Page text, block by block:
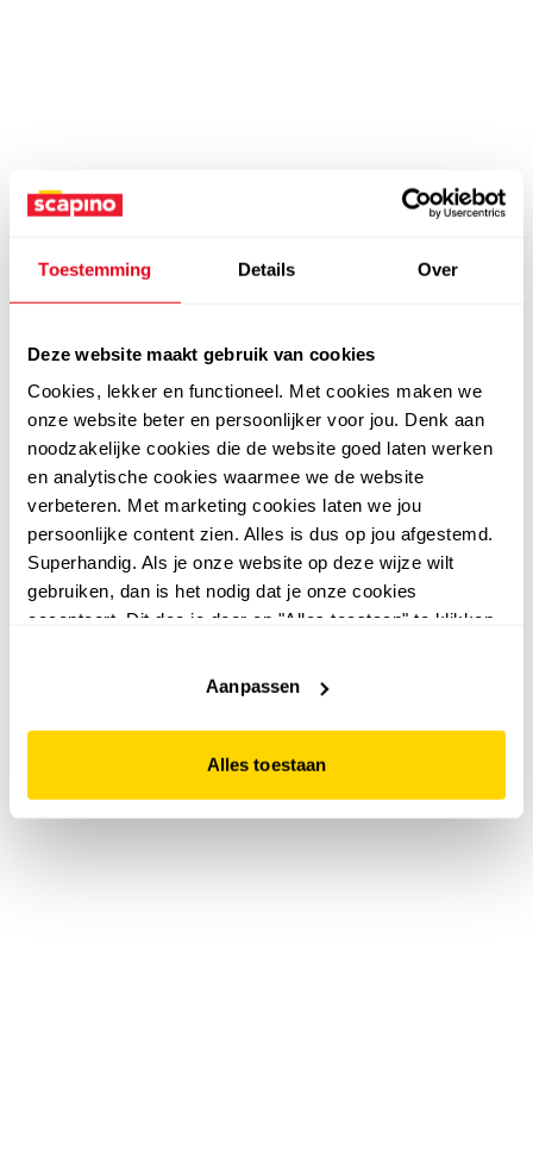
Toestemming Details Over
Deze website maakt gebruik van cookies
Cookies, lekker en functioneel. Met cookies maken we
onze website beter en persoonlijker voor jou. Denk aan
noodzakelijke cookies die de website goed laten werken
en analytische cookies waarmee we de website
verbeteren. Met marketing cookies laten we jou
persoonlijke content zien. Alles is dus op jou afgestemd.
Superhandig. Als je onze website op deze wijze wilt
gebruiken, dan is het nodig dat je onze cookies
accepteert. Dit doe je door op "Alles toestaan" te klikken.
website niet optimaal functioneert.
Aanpassen
Alles toestaan